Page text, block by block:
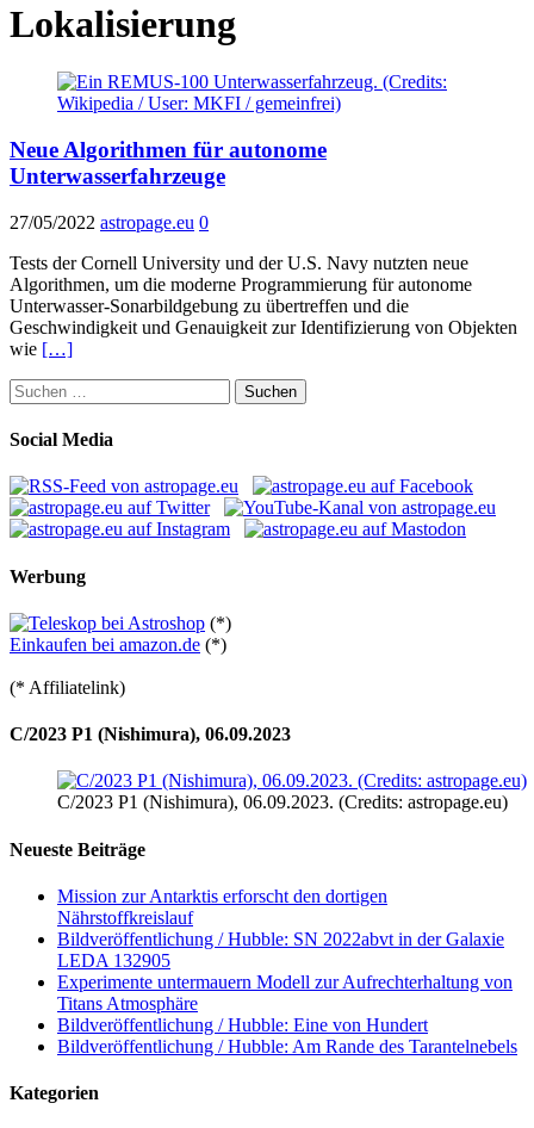
Lokalisierung
Neue Algorithmen für autonome
Unterwasserfahrzeuge
27/05/2022 astropage.eu 0
Tests der Cornell University und der U.S. Navy nutzten neue
Algorithmen, um die moderne Programmierung für autonome
Unterwasser-Sonarbildgebung zu übertreffen und die
Geschwindigkeit und Genauigkeit zur Identifizierung von Objekten
wie […]
Suchen
nach:
Social Media
Werbung
(*)
Einkaufen bei amazon.de (*)
(* Affiliatelink)
C/2023 P1 (Nishimura), 06.09.2023
C/2023 P1 (Nishimura), 06.09.2023. (Credits: astropage.eu)
Neueste Beiträge
Mission zur Antarktis erforscht den dortigen
Nährstoffkreislauf
Bildveröffentlichung / Hubble: SN 2022abvt in der Galaxie
LEDA 132905
Experimente untermauern Modell zur Aufrechterhaltung von
Titans Atmosphäre
Bildveröffentlichung / Hubble: Eine von Hundert
Bildveröffentlichung / Hubble: Am Rande des Tarantelnebels
Kategorien